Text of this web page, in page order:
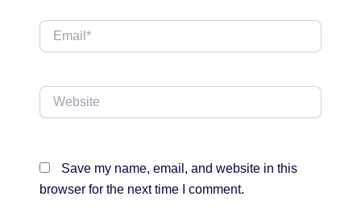
Email*
Website
Save my name, email, and website in this
browser for the next time I comment.